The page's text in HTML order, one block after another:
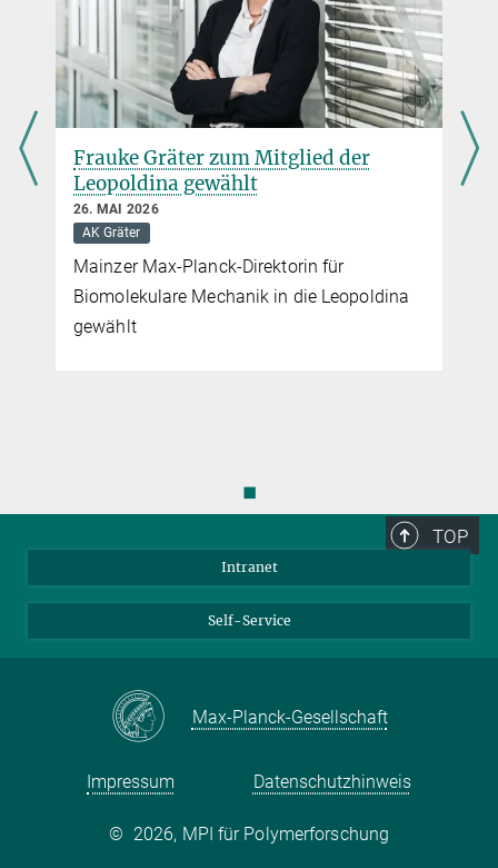
Frauke Gräter zum Mitglied der
Leopoldina gewählt
26. MAI 2026
AK Gräter
Mainzer Max-Planck-Direktorin für
Biomolekulare Mechanik in die Leopoldina
gewählt
◼
TOP
Intranet
Self-Service
Max-Planck-Gesellschaft
Impressum Datenschutzhinweis
© 2026, MPI für Polymerforschung